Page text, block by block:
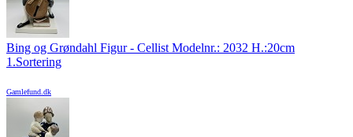
Bing og Grøndahl Figur - Cellist Modelnr.: 2032 H.:20cm
1.Sortering
Gamlefund.dk